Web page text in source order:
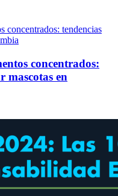
concentrados:
mascotas en